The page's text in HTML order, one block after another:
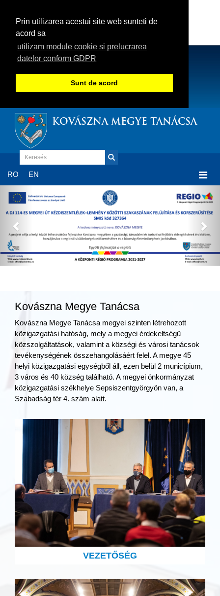
Prin utilizarea acestui site web sunteti de
acord sa
utilizam module cookie si prelucrarea
datelor conform GDPR
Sunt de acord
KOVÁSZNA MEGYE TANÁCSA
RO EN
Previous
Kovászna Megye Tanácsa
Kovászna Megye Tanácsa megyei szinten létrehozott
közigazgatási hatóság, mely a megyei érdekeltségű
közszolgáltatások, valamint a községi és városi tanácsok
tevékenységének összehangolásáért felel. A megye 45
helyi közigazgatási egységből áll, ezen belül 2 municípium,
3 város és 40 község található. A megyei önkormányzat
közigazgatási székhelye Sepsiszentgyörgyön van, a
Szabadság tér 4. szám alatt.
VEZETŐSÉG